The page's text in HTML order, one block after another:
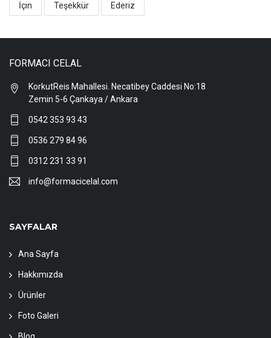
İçin Teşekkür Ederiz
FORMACI CELAL
KorkutReis Mahallesi. Necatibey Caddesi No:18
Zemin 5-6 Çankaya / Ankara
0542 353 93 43
0536 279 84 96
0312 231 33 91
info@formacicelal.com
SAYFALAR
Ana Sayfa
Hakkımızda
Ürünler
Foto Galeri